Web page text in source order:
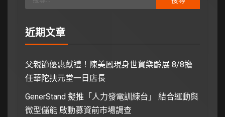
近期文章
父親節優惠獻禮！陳美鳳現身世貿樂齡展 8/8擔
任華陀扶元堂一日店長
GenerStand 擬推「人力發電訓練台」 結合運動與
微型儲能 啟動募資前市場調查